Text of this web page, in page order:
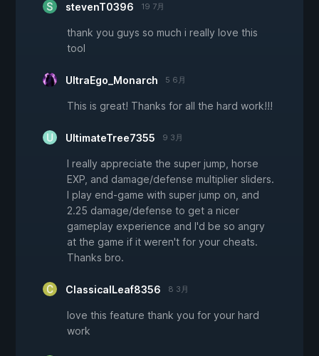
stevenT0396 19 7月
thank you guys so much i really love this
tool
UltraEgo_Monarch 5 6月
This is great! Thanks for all the hard work!!!
UltimateTree7355 9 3月
I really appreciate the super jump, horse
EXP, and damage/defense multiplier sliders.
I play end-game with super jump on, and
2.25 damage/defense to get a nicer
gameplay experience and I'd be so angry
at the game if it weren't for your cheats.
Thanks bro.
ClassicalLeaf8356 8 3月
love this feature thank you for your hard
work